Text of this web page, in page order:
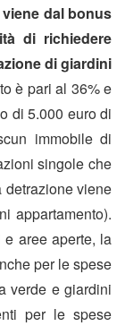
viene dal bonus
di richiedere
di giardini
è pari al 36% e
di 5.000 euro di
immobile di
singole che
detrazione viene
appartamento).
aree aperte, la
per le spese
verde e giardini
per le spese